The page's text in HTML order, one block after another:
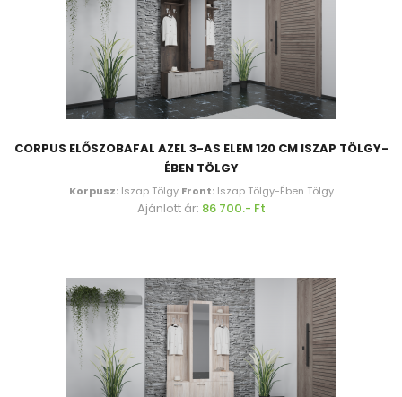
CORPUS ELŐSZOBAFAL AZEL 3-AS ELEM 120 CM ISZAP TÖLGY-
ÉBEN TÖLGY
Korpusz:Iszap Tölgy Front:Iszap Tölgy-Ében Tölgy
Ajánlott ár: 86 700.- Ft